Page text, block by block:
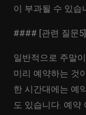
이 부과될 수 있습
#### [관련 질문
일반적으로 주말
미리 예약하는 것
한 시간대에는 예
도 있습니다. 예약